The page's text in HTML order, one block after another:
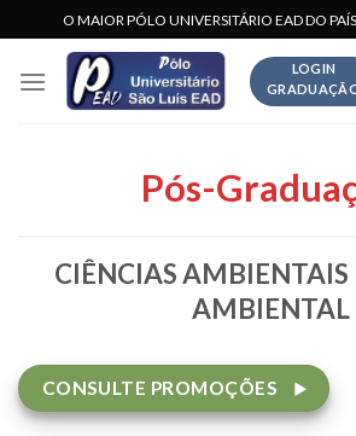
to
content
O MAIOR PÓLO UNIVERSITÁRIO EAD DO
LOGIN
Pós-
CIÊNCIAS AMBIENTAIS
AMBIENTAL
CONSULTE PROMOÇÕES